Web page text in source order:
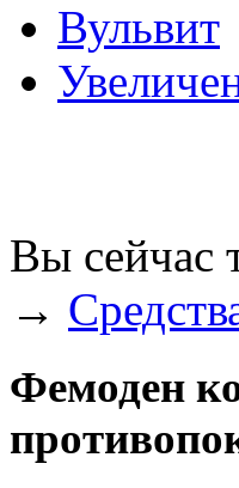
Вульвит
Вы сейчас
→
Фемоден